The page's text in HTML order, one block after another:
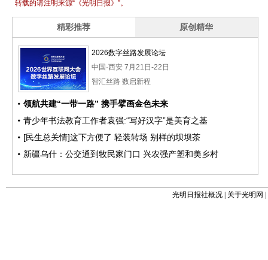
光明日报社概况 关于光明网